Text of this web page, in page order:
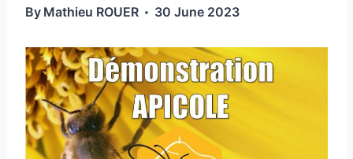
By Mathieu ROUER 30 June 2023